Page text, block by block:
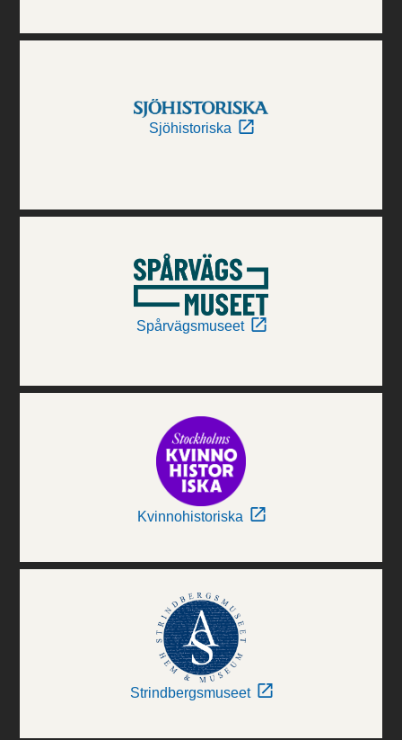
Sjöhistoriska
Spårvägsmuseet
Kvinnohistoriska
Strindbergsmuseet